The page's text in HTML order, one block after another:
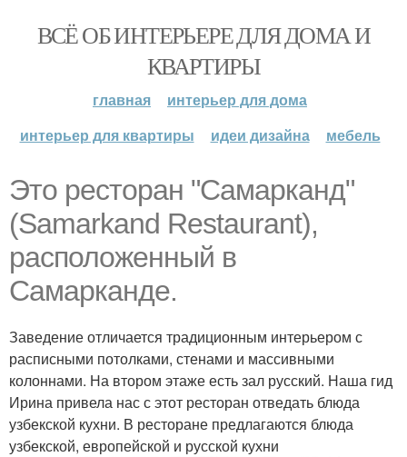
ВСЁ ОБ ИНТЕРЬЕРЕ ДЛЯ ДОМА И
КВАРТИРЫ
главная
интерьер для дома
интерьер для квартиры
идеи дизайна мебель
Это ресторан "Самарканд"
(Samarkand Restaurant),
расположенный в
Самарканде.
Заведение отличается традиционным интерьером с
расписными потолками, стенами и массивными
колоннами. На втором этаже есть зал русский. Наша гид
Ирина привела нас с этот ресторан отведать блюда
узбекской кухни. В ресторане предлагаются блюда
узбекской, европейской и русской кухни